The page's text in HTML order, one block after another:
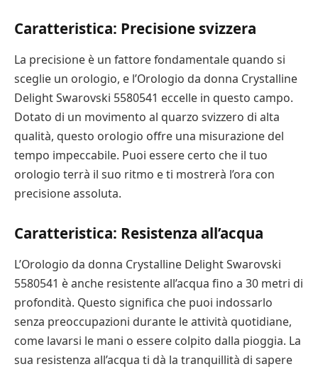
Caratteristica: Precisione svizzera
La precisione è un fattore fondamentale quando si
sceglie un orologio, e l’Orologio da donna Crystalline
Delight Swarovski 5580541 eccelle in questo campo.
Dotato di un movimento al quarzo svizzero di alta
qualità, questo orologio offre una misurazione del
tempo impeccabile. Puoi essere certo che il tuo
orologio terrà il suo ritmo e ti mostrerà l’ora con
precisione assoluta.
Caratteristica: Resistenza all’acqua
L’Orologio da donna Crystalline Delight Swarovski
5580541 è anche resistente all’acqua fino a 30 metri di
profondità. Questo significa che puoi indossarlo
senza preoccupazioni durante le attività quotidiane,
come lavarsi le mani o essere colpito dalla pioggia. La
sua resistenza all’acqua ti dà la tranquillità di sapere